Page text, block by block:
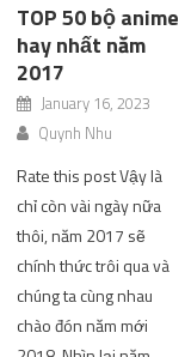
TOP 50 bộ anime
hay nhất năm
2017
January 16, 2023
Quynh Nhu
Rate this post Vậy là
chỉ còn vài ngày nữa
thôi, năm 2017 sẽ
chính thức trôi qua và
chúng ta cùng nhau
chào đón năm mới